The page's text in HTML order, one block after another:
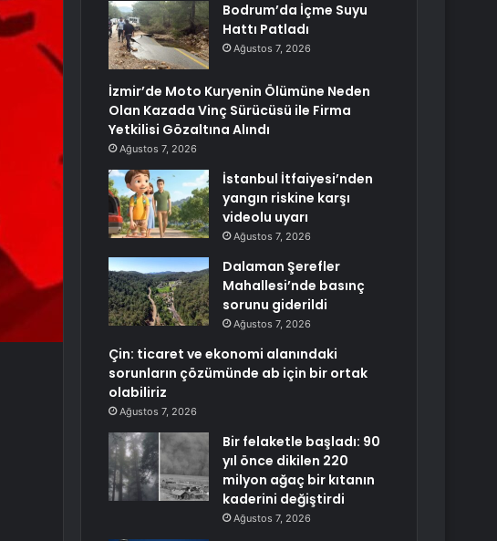
Bodrum’da İçme Suyu
Hattı Patladı
Ağustos 7, 2026
İzmir’de Moto Kuryenin Ölümüne Neden
Olan Kazada Vinç Sürücüsü ile Firma
Yetkilisi Gözaltına Alındı
Ağustos 7, 2026
İstanbul İtfaiyesi’nden
yangın riskine karşı
videolu uyarı
Ağustos 7, 2026
Dalaman Şerefler
Mahallesi’nde basınç
sorunu giderildi
Ağustos 7, 2026
Çin: ticaret ve ekonomi alanındaki
sorunların çözümünde ab için bir ortak
olabiliriz
Ağustos 7, 2026
Bir felaketle başladı: 90
yıl önce dikilen 220
milyon ağaç bir kıtanın
kaderini değiştirdi
Ağustos 7, 2026